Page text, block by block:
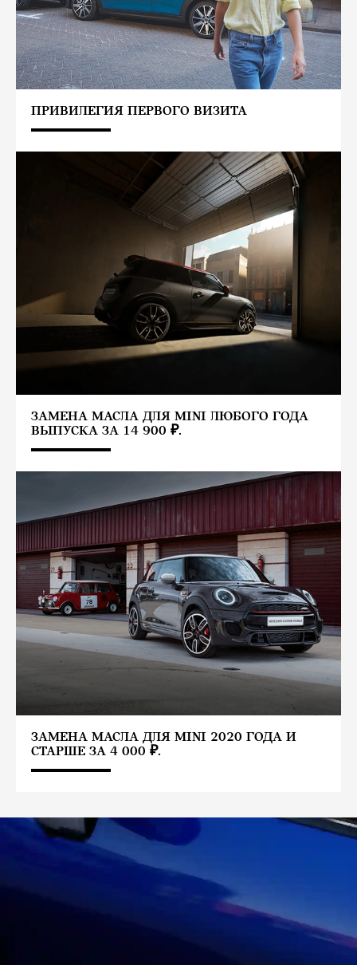
ПРИВИЛЕГИЯ ПЕРВОГО ВИЗИТА
ЗАМЕНА МАСЛА ДЛЯ MINI ЛЮБОГО ГОДА
ВЫПУСКА ЗА 14 900 ₽.
ЗАМЕНА МАСЛА ДЛЯ MINI 2020 ГОДА И
СТАРШЕ ЗА 4 000 ₽.